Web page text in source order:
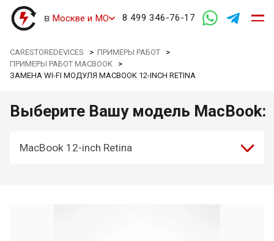
в Москве и МО 8 499 346-76-17
CARESTOREDEVICES >ПРИМЕРЫ РАБОТ >
ПРИМЕРЫ РАБОТ MACBOOK >
ЗАМЕНА WI-FI МОДУЛЯ MACBOOK 12-INCH RETINA
Выберите Вашу модель MacBook:
MacBook 12-inch Retina